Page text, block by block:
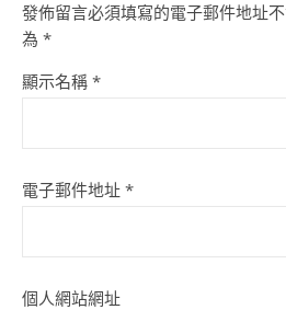
發佈留言必須填寫的電子郵件地址不
為 *
顯示名稱 *
電子郵件地址 *
個人網站網址